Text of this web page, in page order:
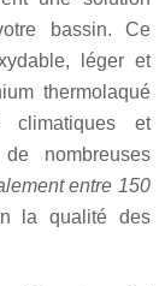
bassin. Ce
léger et
thermolaqué
climatiques et
nombreuses
entre 150
la qualité des